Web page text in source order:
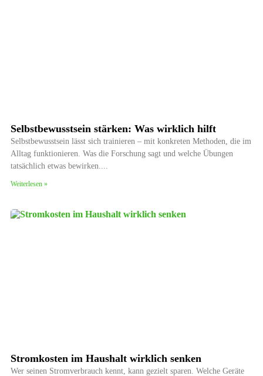
Selbstbewusstsein stärken: Was wirklich hilft
Selbstbewusstsein lässt sich trainieren – mit konkreten Methoden, die im
Alltag funktionieren. Was die Forschung sagt und welche Übungen
tatsächlich etwas bewirken.
Weiterlesen »
Stromkosten im Haushalt wirklich senken
Wer seinen Stromverbrauch kennt, kann gezielt sparen. Welche Geräte